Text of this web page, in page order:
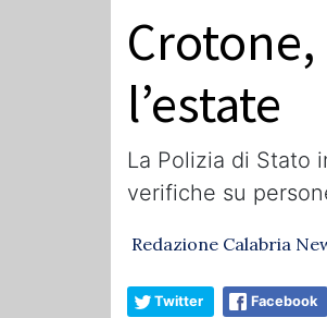
l’estate
La Polizia di Stato
verifiche su
Redazione Calabria
Twitter Facebook